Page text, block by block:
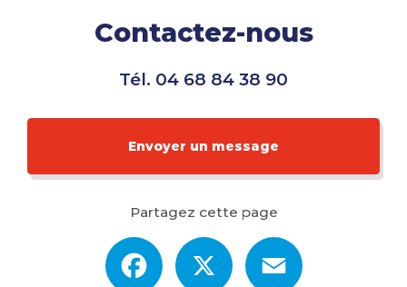
Contactez-nous
Tél. 04 68 84 38 90
Envoyer un message
Partagez cette page
Facebook